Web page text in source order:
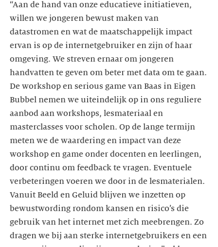
“Aan de hand van onze educatieve initiatieven,
willen we jongeren bewust maken van
datastromen en wat de maatschappelijk impact
ervan is op de internetgebruiker en zijn of haar
omgeving. We streven ernaar om jongeren
handvatten te geven om beter met data om te gaan.
De workshop en serious game van Baas in Eigen
Bubbel nemen we uiteindelijk op in ons reguliere
aanbod aan workshops, lesmateriaal en
masterclasses voor scholen. Op de lange termijn
meten we de waardering en impact van deze
workshop en game onder docenten en leerlingen,
door continu om feedback te vragen. Eventuele
verbeteringen voeren we door in de lesmaterialen.
Vanuit Beeld en Geluid blijven we inzetten op
bewustwording rondom kansen en risico’s die
gebruik van het internet met zich meebrengen. Zo
dragen we bij aan sterke internetgebruikers en een